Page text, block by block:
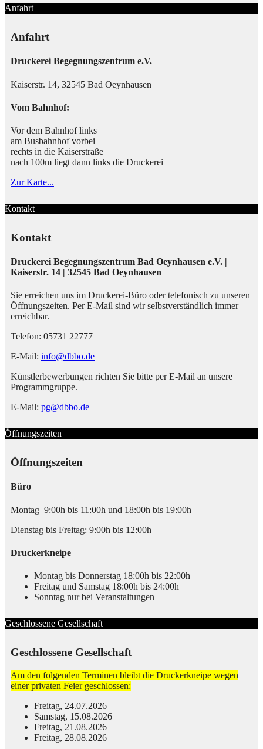
Anfahrt
Anfahrt
Druckerei Begegnungszentrum e.V.
Kaiserstr. 14, 32545 Bad Oeynhausen
Vom Bahnhof:
Vor dem Bahnhof links
am Busbahnhof vorbei
rechts in die Kaiserstraße
nach 100m liegt dann links die Druckerei
Zur Karte...
Kontakt
Kontakt
Druckerei Begegnungszentrum Bad Oeynhausen e.V. |
Kaiserstr. 14 | 32545 Bad Oeynhausen
Sie erreichen uns im Druckerei-Büro oder telefonisch zu unseren
Öffnungszeiten. Per E-Mail sind wir selbstverständlich immer
erreichbar.
Telefon: 05731 22777
E-Mail: info@dbbo.de
Künstlerbewerbungen richten Sie bitte per E-Mail an unsere
Programmgruppe.
E-Mail: pg@dbbo.de
Öffnungszeiten
Öffnungszeiten
Büro
Montag 9:00h bis 11:00h und 18:00h bis 19:00h
Dienstag bis Freitag: 9:00h bis 12:00h
Druckerkneipe
Montag bis Donnerstag 18:00h bis 22:00h
Freitag und Samstag 18:00h bis 24:00h
Sonntag nur bei Veranstaltungen
Geschlossene Gesellschaft
Geschlossene Gesellschaft
Am den folgenden Terminen bleibt die Druckerkneipe wegen
einer privaten Feier geschlossen:
Freitag, 24.07.2026
Samstag, 15.08.2026
Freitag, 21.08.2026
Freitag, 28.08.2026